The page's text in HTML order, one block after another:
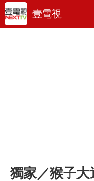
壹電視
獨家／猴子大